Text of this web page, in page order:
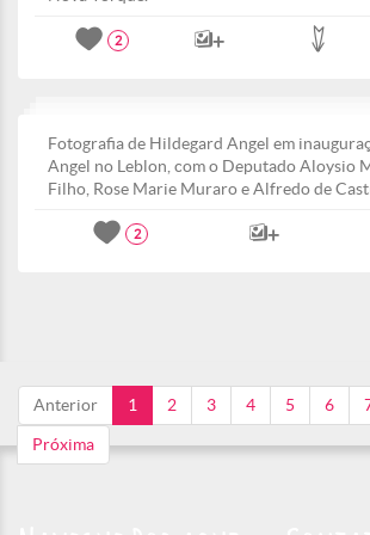
2
Fotografia de Hildegard Angel em
Angel no Leblon, com o Deputado Aloysio
Filho, Rose Marie Muraro e Alfredo de
2
Anterior 1 2 3 4 5 6
Próxima